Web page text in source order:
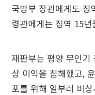
국방부 장관에게도
령관에게는 징역 15
재판부는 평양 무인기
상 이익을 침해했고,
포를 위해 일부러 비